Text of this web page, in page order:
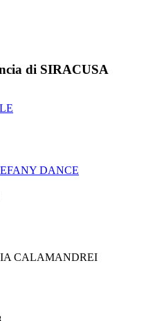
di SIRACUSA
DANCE
CALAMANDREI